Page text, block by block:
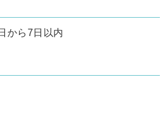
から7日以内